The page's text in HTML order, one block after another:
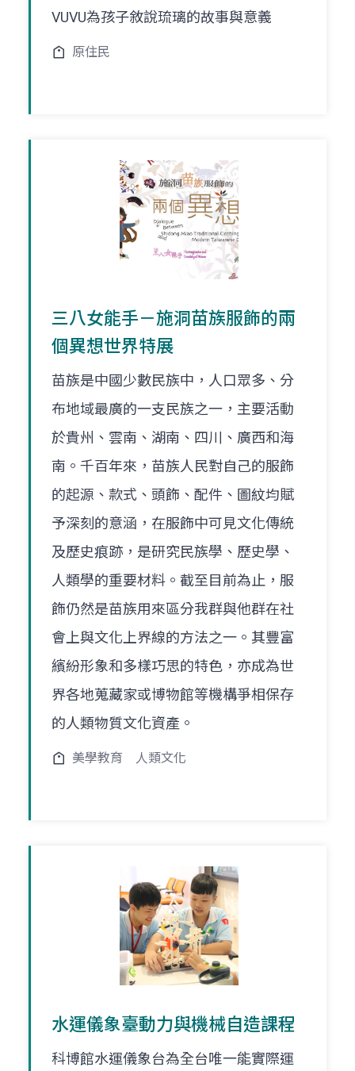
VUVU為孩子敘說琉璃的故事與意義
原住民
三八女能手－施洞苗族服飾的兩
個異想世界特展
苗族是中國少數民族中，人口眾多、分
布地域最廣的一支民族之一，主要活動
於貴州、雲南、湖南、四川、廣西和海
南。千百年來，苗族人民對自己的服飾
的起源、款式、頭飾、配件、圖紋均賦
予深刻的意涵，在服飾中可見文化傳統
及歷史痕跡，是研究民族學、歷史學、
人類學的重要材料。截至目前為止，服
飾仍然是苗族用來區分我群與他群在社
會上與文化上界線的方法之一。其豐富
繽紛形象和多樣巧思的特色，亦成為世
界各地蒐藏家或博物館等機構爭相保存
的人類物質文化資產。
美學教育 人類文化
水運儀象臺動力與機械自造課程
科博館水運儀象台為全台唯一能實際運